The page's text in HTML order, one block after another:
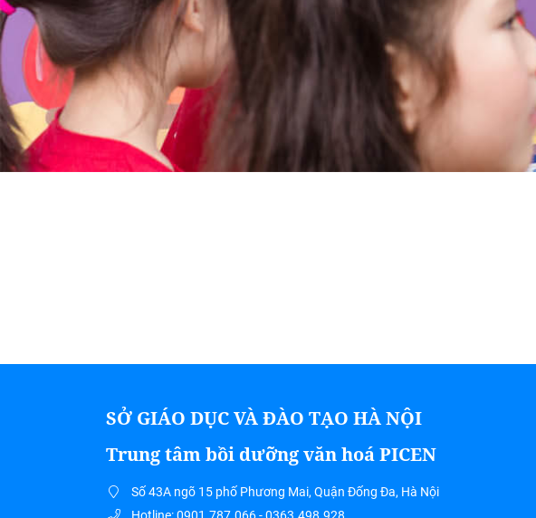
SỞ GIÁO DỤC VÀ ĐÀO TẠO HÀ NỘI
Trung tâm bồi dưỡng văn hoá PICEN
Số 43A ngõ 15 phố Phương Mai, Quận Đống Đa, Hà Nội